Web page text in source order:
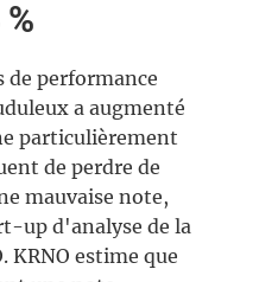
de performance
a augmenté
particulièrement
de perdre de
mauvaise note,
up d'analyse de la
KRNO estime que